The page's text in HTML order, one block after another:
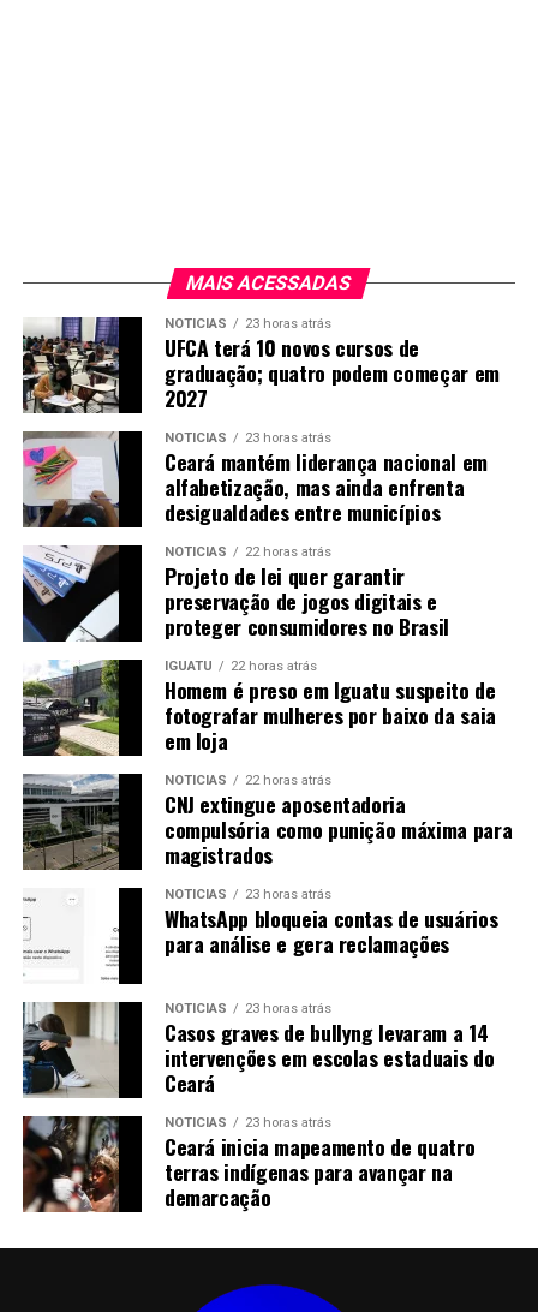
MAIS ACESSADAS
NOTICIAS 23 horas atrás
UFCA terá 10 novos cursos de
graduação; quatro podem começar em
2027
NOTICIAS 23 horas atrás
Ceará mantém liderança nacional em
alfabetização, mas ainda enfrenta
desigualdades entre municípios
NOTICIAS 22 horas atrás
Projeto de lei quer garantir
preservação de jogos digitais e
proteger consumidores no Brasil
IGUATU 22 horas atrás
Homem é preso em Iguatu suspeito de
fotografar mulheres por baixo da saia
em loja
NOTICIAS 22 horas atrás
CNJ extingue aposentadoria
compulsória como punição máxima para
magistrados
NOTICIAS 23 horas atrás
WhatsApp bloqueia contas de usuários
para análise e gera reclamações
NOTICIAS 23 horas atrás
Casos graves de bullyng levaram a 14
intervenções em escolas estaduais do
Ceará
NOTICIAS 23 horas atrás
Ceará inicia mapeamento de quatro
terras indígenas para avançar na
demarcação